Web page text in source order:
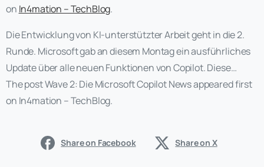
on In4mation – TechBlog.
Die Entwicklung von KI-unterstützter Arbeit geht in die 2.
Runde. Microsoft gab an diesem Montag ein ausführliches
Update über alle neuen Funktionen von Copilot. Diese…
The post Wave 2: Die Microsoft Copilot News appeared first
on In4mation – TechBlog.
Share on Facebook Share on X